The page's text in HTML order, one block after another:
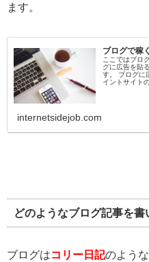
ます。
ブログで稼
ここではブロ
グに広告を貼
す。 ブログに
イントサイト
internetsidejob.com
どのようなブログ記事を
ブログはコリー日記のよう